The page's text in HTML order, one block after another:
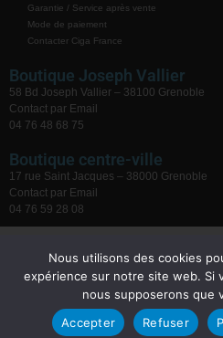
Garantie / Service après vente
Mode de paiement
Contacter Ciga France
Boutique Joseph Vallier
58 Bd Joseph Vallier – 38100 Grenoble
Contact par Email
04 76 48 68 75
Boutique centre-ville
17 rue Saint Jacques – 38000 Grenoble
Contact par Email
04 76 59 28 08
Nous utilisons des cookies
expérience sur notre site web. Si
nous supposerons que
Accepter
Refuser